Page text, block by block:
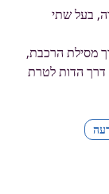
בעל שתי
מסילת הרכבת,
דרך הדות לטרת